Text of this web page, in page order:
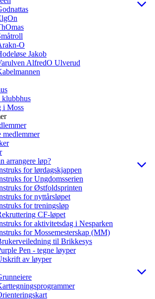
O
Jakob
AlfredO Ulverud
klubbhus
i Moss
medlemmer
arrangere løp?
for lørdagskjappen
for Ungdomsserien
for Østfoldsprinten
for nyttårsløpet
for treningsløp
CF-løpet
for aktivitetsdag i Nesparken
for Mossemesterskap (MM)
til Brikkesys
Pen - tegne løyper
av løyper